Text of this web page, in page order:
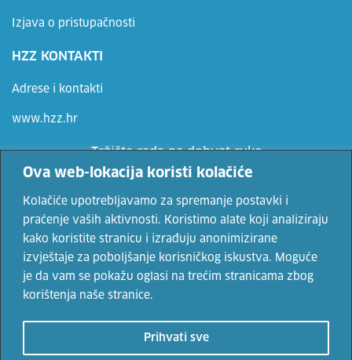
Ova web-lokacija koristi kolačiće
Kolačiće upotrebljavamo za spremanje postavki i
praćenje vaših aktivnosti. Koristimo alate koji analiziraju
kako koristite stranicu i izrađuju anonimizirane
izvještaje za poboljšanje korisničkog iskustva. Moguće
je da vam se pokažu oglasi na trećim stranicama zbog
korištenja naše stranice.
Prihvati sve
Izjava o pristupačnosti
HZZ KONTAKTI
Adrese i kontakti
www.hzz.hr
Tržište rada na dohvat ruke
Ne propusti priliku, prijavi se
privatnosti.